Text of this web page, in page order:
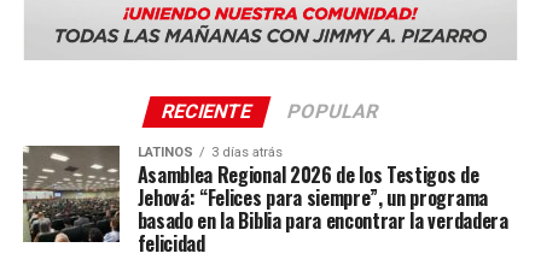
Conecta con Enfoque Now en todas nuestras Redes
Sociales:
Instagram :@EnfoqueNow
Facebook:@EnfoqueNow
Twitter:@EnfoqueNow
Youtube: @EnfoqueNow
RECIENTE POPULAR
LATINOS 3 días atrás
Asamblea Regional 2026 de los Testigos de
Jehová: “Felices para siempre”, un programa
basado en la Biblia para encontrar la verdadera
felicidad